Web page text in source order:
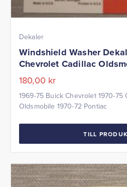
Dekaler
Windshield Washer
Chevrolet Cadillac
180,00 kr
1969-75 Buick Chevrolet 1970-75
Oldsmobile 1970-72 Pontiac
TILL